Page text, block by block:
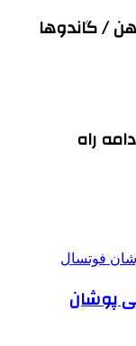
/ گاندوها
راه
پوشان